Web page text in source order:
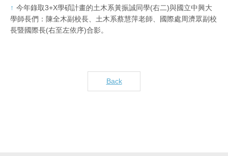
今年錄取3+X學碩計畫的土木系黃振誠同學(右二)與國立中興大
學師長們：陳全木副校長、土木系蔡慧萍老師、國際處周濟眾副校
長暨國際長(右至左依序)合影。
Back